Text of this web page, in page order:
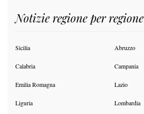
Notizie regione per regione
Sicilia Abruzzo
Calabria Campania
Emilia Romagna Lazio
Liguria Lombardia